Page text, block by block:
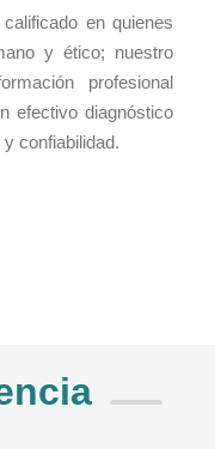
en quienes
y ético; nuestro
profesional
efectivo diagnóstico
confiabilidad.